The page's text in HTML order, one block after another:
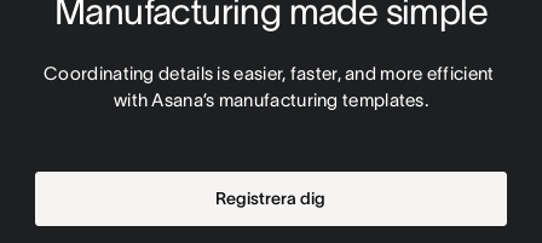
Manufacturing made simple
Coordinating details is easier, faster, and more efficient
with Asana’s manufacturing templates.
Registrera dig